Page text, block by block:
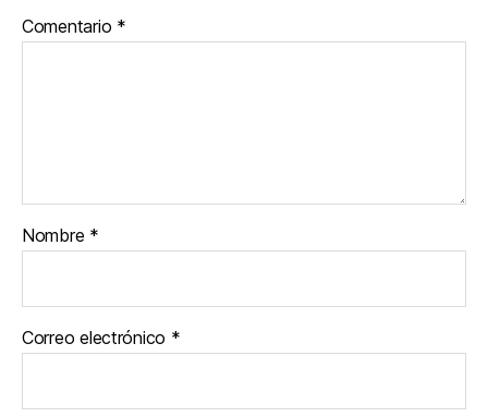
Comentario *
Nombre *
Correo electrónico *